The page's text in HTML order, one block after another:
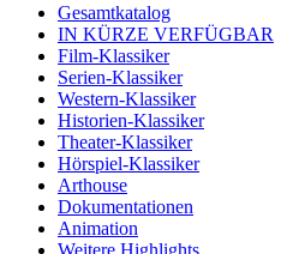
Gesamtkatalog
IN KÜRZE VERFÜGBAR
Film-Klassiker
Serien-Klassiker
Western-Klassiker
Historien-Klassiker
Theater-Klassiker
Hörspiel-Klassiker
Arthouse
Dokumentationen
Animation
Weitere Highlights